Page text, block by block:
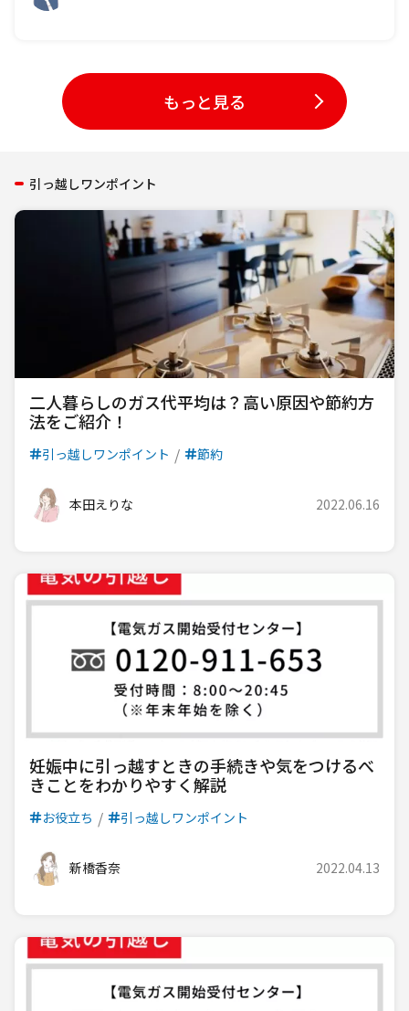
もっと見る
引っ越しワンポイント
二人暮らしのガス代平均は？高い原因や節約方
法をご紹介！
引っ越しワンポイント 節約
本田えりな 2022.06.16
妊娠中に引っ越すときの手続きや気をつけるべ
きことをわかりやすく解説
お役立ち 引っ越しワンポイント
新橋香奈 2022.04.13